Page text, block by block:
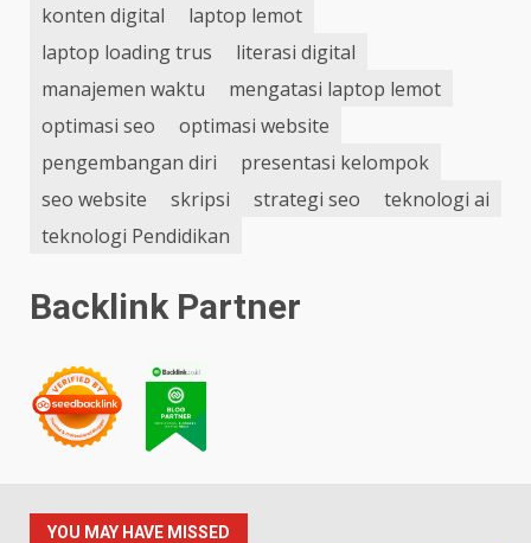
konten digital
laptop lemot
laptop loading trus
literasi digital
manajemen waktu
mengatasi laptop lemot
optimasi seo
optimasi website
pengembangan diri
presentasi kelompok
seo website
skripsi strategi seo
teknologi ai
teknologi Pendidikan
Backlink Partner
YOU MAY HAVE MISSED